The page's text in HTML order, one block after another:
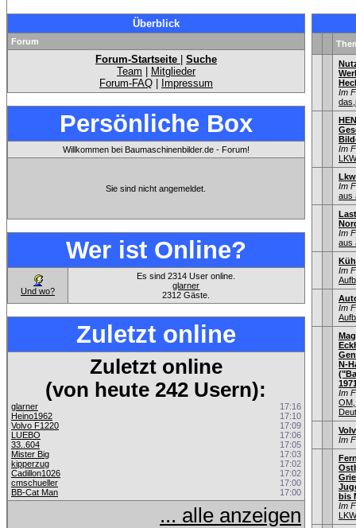
Überblick
Forum
Forum-Startseite
Suche
Team
Mitglieder
Forum-FAQ
Impressum
Persönliche Box
Willkommen bei Baumaschinenbilder.de - Forum!
Sie sind nicht angemeldet.
Wer ist Online?
Und wo?
Es sind 2314 User online.
glarner
2312 Gäste.
Zuletzt online
Zuletzt online
(von heute 242 Usern):
glarner
17:16
Heino1962
17:10
Volvo F1220
17:09
LUEBO
17:06
33..604
17:05
Mister Big
17:03
kipperzug
17:02
Cadillon1026
17:02
cmschueller
17:00
BB-Cat Man
17:00
... alle anzeigen
Im
Im
Im
aus
Im
aus
Im
Im
N-
Im
Im
bis
Im